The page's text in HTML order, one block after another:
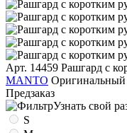
Арт. 14459 Рашгард с
MANTO Оригинальный
Предзаказ
Узнать свой
S